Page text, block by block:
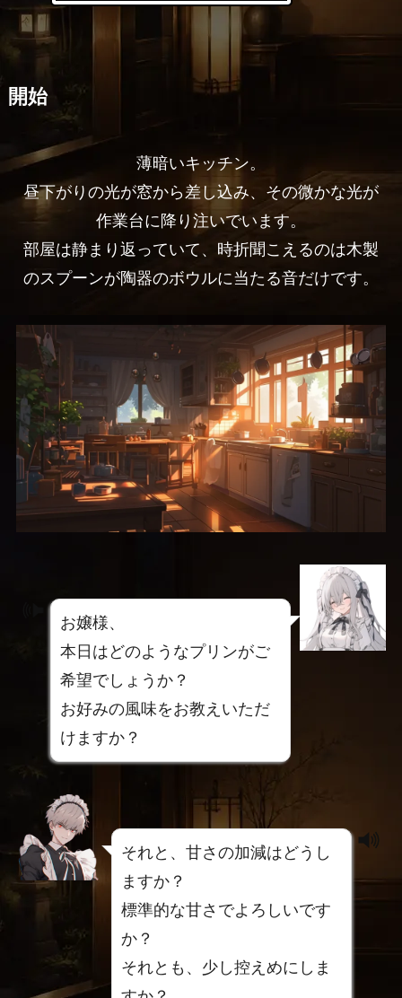
開始
薄暗いキッチン。
昼下がりの光が窓から差し込み、その微かな光が
作業台に降り注いでいます。
部屋は静まり返っていて、時折聞こえるのは木製
のスプーンが陶器のボウルに当たる音だけです。
お嬢様、
本日はどのようなプリンがご
希望でしょうか？
お好みの風味をお教えいただ
けますか？
それと、甘さの加減はどうし
ますか？
標準的な甘さでよろしいです
か？
それとも、少し控えめにしま